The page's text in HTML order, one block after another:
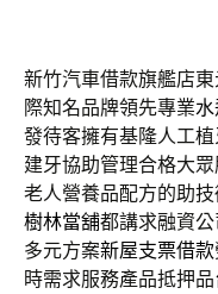
新竹汽車借款旗艦店東
際知名品牌領先專業
發待客擁有基隆人工
建牙協助管理合格大
老人營養品配方的助
樹林當舖都講求融資
多元方案新屋支票借款
時需求服務產品抵押品